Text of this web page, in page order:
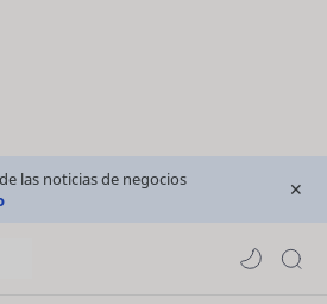
las noticias de negocios